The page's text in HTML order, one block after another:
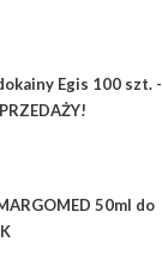
Egis 100 szt. -
50ml do